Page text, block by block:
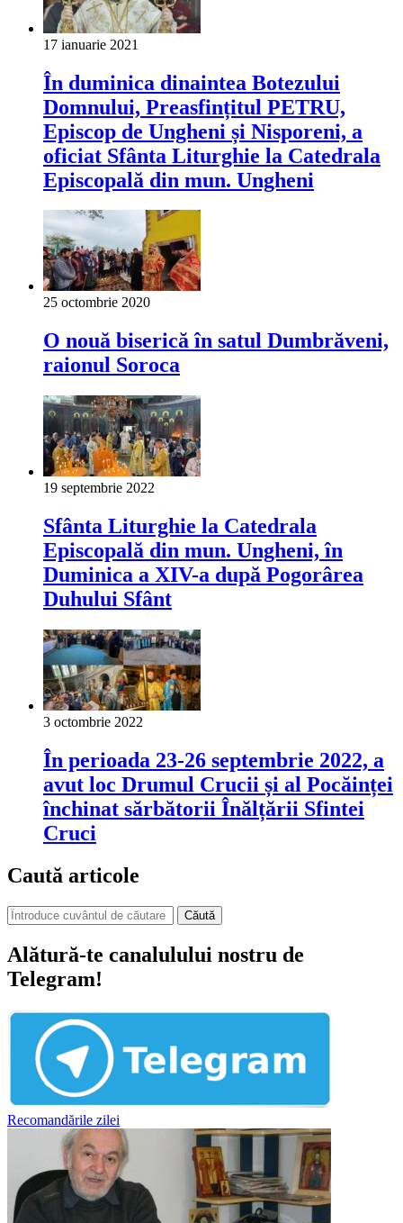
17 ianuarie 2021
În duminica dinaintea Botezului
Domnului, Preasfințitul PETRU,
Episcop de Ungheni și Nisporeni, a
oficiat Sfânta Liturghie la Catedrala
Episcopală din mun. Ungheni
25 octombrie 2020
O nouă biserică în satul Dumbrăveni,
raionul Soroca
19 septembrie 2022
Sfânta Liturghie la Catedrala
Episcopală din mun. Ungheni, în
Duminica a XIV-a după Pogorârea
Duhului Sfânt
3 octombrie 2022
În perioada 23-26 septembrie 2022, a
avut loc Drumul Crucii și al Pocăinței
închinat sărbătorii Înălțării Sfintei
Cruci
Caută articole
Căută
Alătură-te canalulului nostru de
Telegram!
Recomandările zilei